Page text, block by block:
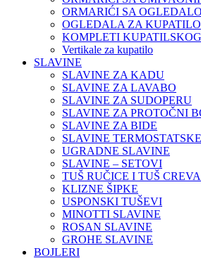
ORMARIĆI SA
OGLEDALA ZA KUPATILO
KOMPLETI
Vertikale za kupatilo
SLAVINE
SLAVINE ZA KADU
SLAVINE ZA LAVABO
SLAVINE ZA SUDOPERU
SLAVINE ZA PROTOČNI
SLAVINE ZA BIDE
SLAVINE TERMOSTATSKE
UGRADNE SLAVINE
SLAVINE – SETOVI
TUŠ RUČICE I TUŠ CREVA
KLIZNE ŠIPKE
USPONSKI TUŠEVI
MINOTTI SLAVINE
ROSAN SLAVINE
GROHE SLAVINE
BOJLERI